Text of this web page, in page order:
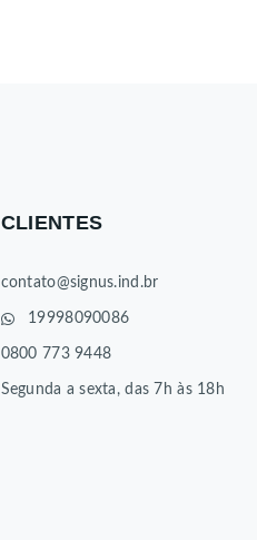
CLIENTES
contato@signus.ind.br
19998090086
0800 773 9448
Segunda a sexta, das 7h às 18h